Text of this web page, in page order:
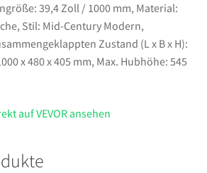
39,4 Zoll / 1000 mm, Material:
Stil: Mid-Century Modern,
Zustand (L x B x H):
x 480 x 405 mm, Max. Hubhöhe: 545
auf VEVOR ansehen